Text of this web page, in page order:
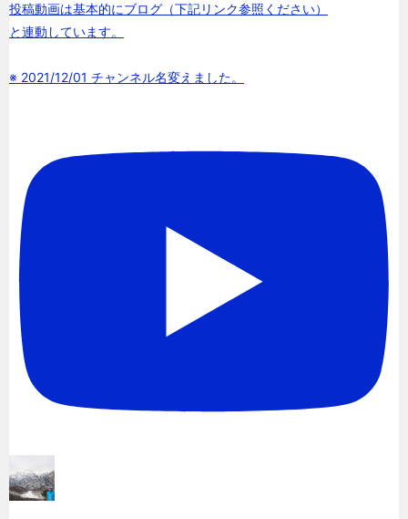
投稿動画は基本的にブログ（下記リンク参照ください）
と連動しています。
※ 2021/12/01 チャンネル名変えました。